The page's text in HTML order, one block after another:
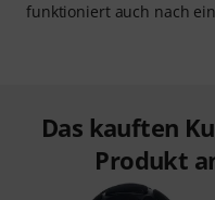
funktioniert auch nach
Das kauften
Produkt